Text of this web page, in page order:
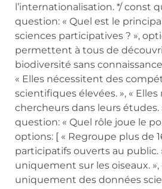
l’internationalisation. */ const
question: « Quel est le
sciences participatives ? »,
permettent à tous de
biodiversité sans
« Elles nécessitent des
scientifiques élevées. », «
chercheurs dans leurs études.
question: « Quel rôle joue le
options: [ « Regroupe plus de
participatifs ouverts au public.
uniquement sur les oiseaux. »,
uniquement des données